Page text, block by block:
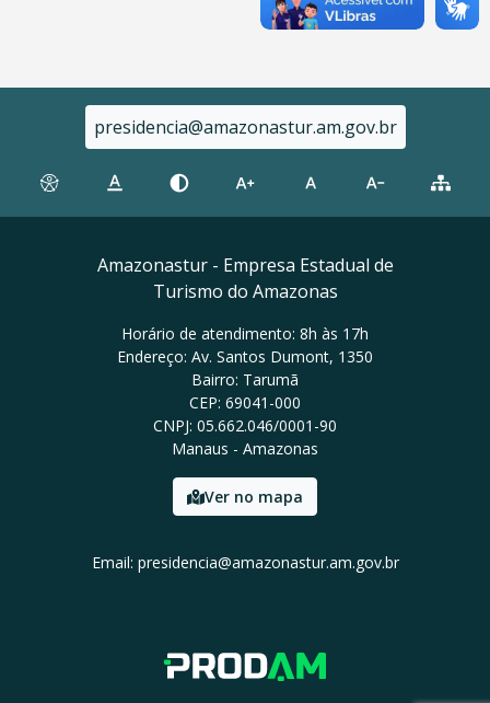
presidencia@amazonastur.am.gov.br
Amazonastur - Empresa Estadual de
Turismo do Amazonas
Horário de atendimento: 8h às 17h
Endereço: Av. Santos Dumont, 1350
Bairro: Tarumã
CEP: 69041-000
CNPJ: 05.662.046/0001-90
Manaus - Amazonas
Ver no mapa
Email: presidencia@amazonastur.am.gov.br